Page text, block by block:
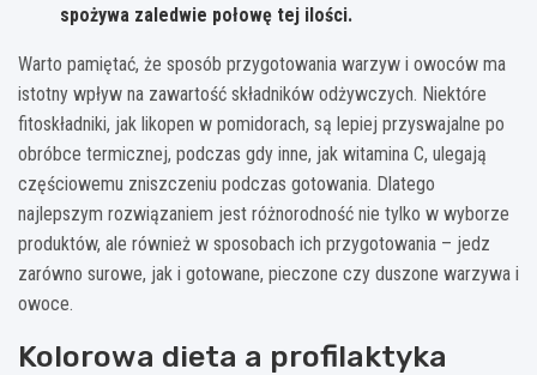
spożywa zaledwie połowę tej ilości.
Warto pamiętać, że sposób przygotowania warzyw i owoców ma
istotny wpływ na zawartość składników odżywczych. Niektóre
fitoskładniki, jak likopen w pomidorach, są lepiej przyswajalne po
obróbce termicznej, podczas gdy inne, jak witamina C, ulegają
częściowemu zniszczeniu podczas gotowania. Dlatego
najlepszym rozwiązaniem jest różnorodność nie tylko w wyborze
produktów, ale również w sposobach ich przygotowania – jedz
zarówno surowe, jak i gotowane, pieczone czy duszone warzywa i
owoce.
Kolorowa dieta a profilaktyka